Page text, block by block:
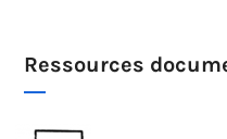
Ressources